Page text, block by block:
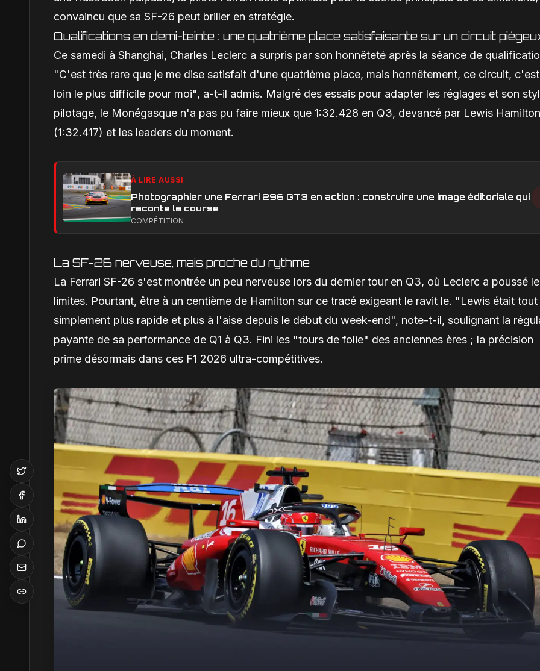
convaincu que sa SF-26 peut briller en stratégie.
Qualifications en demi-teinte : une quatrième place satisfaisante sur un circuit
Ce samedi à Shanghai, Charles Leclerc a surpris par son honnêteté après la séance de
"C'est très rare que je me dise satisfait d'une quatrième place, mais honnêtement, ce circuit,
loin le plus difficile pour moi", a-t-il admis. Malgré des essais pour adapter les réglages et son
pilotage, le Monégasque n'a pas pu faire mieux que 1:32.428 en Q3, devancé par Lewis Hamilton
(1:32.417) et les leaders du moment.
À LIRE AUSSI
Photographier une Ferrari 296 GT3 en action : construire une image éditoriale qui
raconte la course
COMPÉTITION
La SF-26 nerveuse, mais proche du rythme
La Ferrari SF-26 s'est montrée un peu nerveuse lors du dernier tour en Q3, où Leclerc a poussé
limites. Pourtant, être à un centième de Hamilton sur ce tracé exigeant le ravit le. "Lewis était tout
simplement plus rapide et plus à l'aise depuis le début du week-end", note-t-il, soulignant la
payante de sa performance de Q1 à Q3. Fini les "tours de folie" des anciennes ères ; la précision
prime désormais dans ces F1 2026 ultra-compétitives.